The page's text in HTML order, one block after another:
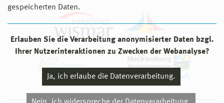
gespeicherten Daten.
Erlauben Sie die Verarbeitung anonymisierter Daten bzgl.
Ihrer Nutzerinteraktionen zu Zwecken der Webanalyse?
Ja, ich erlaube die Datenverarbeitung.